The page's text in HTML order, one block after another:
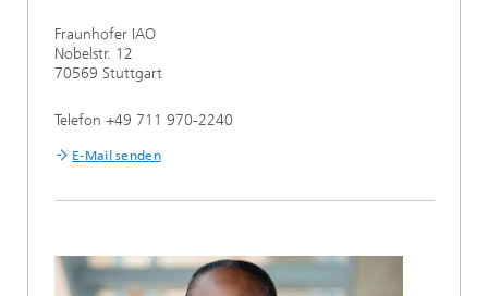
Fraunhofer IAO
Nobelstr. 12
70569 Stuttgart
Telefon +49 711 970-2240
E-Mail senden